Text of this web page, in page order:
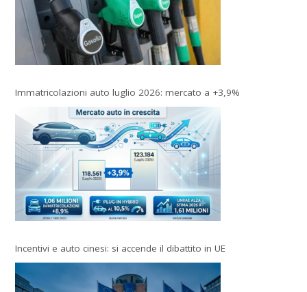
Immatricolazioni auto luglio 2026: mercato a +3,9%
Incentivi e auto cinesi: si accende il dibattito in UE